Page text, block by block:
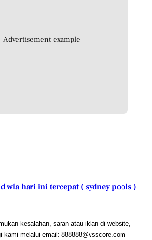
Advertisement example
wla hari ini tercepat ( sydney pools )
kesalahan, saran atau iklan di website,
kami melalui email: 888888@vsscore.com